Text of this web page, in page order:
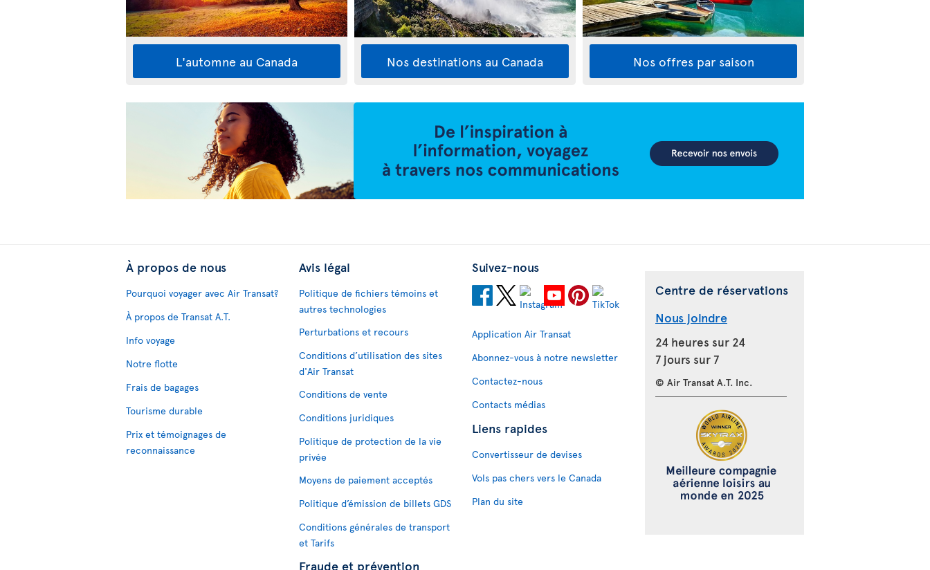
L'automne au Canada Nos destinations au Canada Nos offres par saison
À propos de nous
Pourquoi voyager avec Air Transat?
À propos de Transat A.T.
Info voyage
Notre flotte
Frais de bagages
Tourisme durable
Prix et témoignages de
reconnaissance
Avis légal
Politique de fichiers témoins et
autres technologies
Perturbations et recours
Conditions d’utilisation des sites
d'Air Transat
Conditions de vente
Conditions juridiques
Politique de protection de la vie
privée
Moyens de paiement acceptés
Politique d’émission de billets GDS
Conditions générales de transport
et Tarifs
Fraude et prévention
Suivez-nous
Application Air Transat
Abonnez-vous à notre newsletter
Contactez-nous
Contacts médias
Liens rapides
Convertisseur de devises
Vols pas chers vers le Canada
Plan du site
Centre de réservations
Nous joindre
24 heures sur 24
7 jours sur 7
© Air Transat A.T. Inc.